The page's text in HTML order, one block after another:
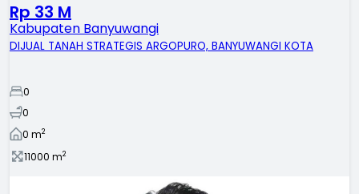
Rp 33 M
Kabupaten Banyuwangi
DIJUAL TANAH STRATEGIS ARGOPURO, BANYUWANGI KOTA
0
0
0 m2
11000 m2